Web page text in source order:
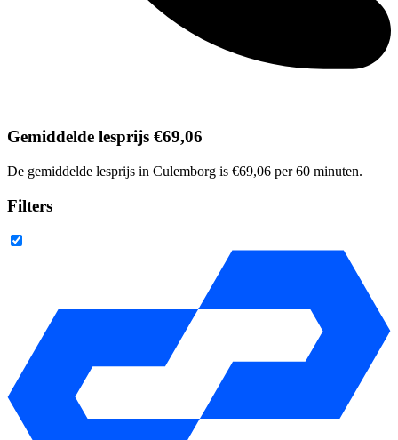
Gemiddelde lesprijs €69,06
De gemiddelde lesprijs in Culemborg is €69,06 per 60 minuten.
Filters